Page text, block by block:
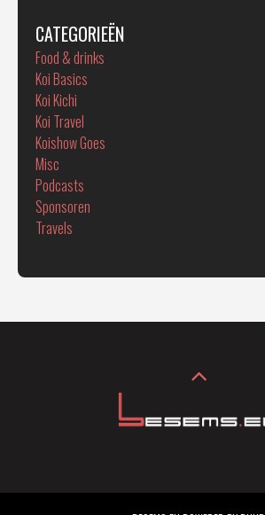
CATEGORIEËN
Food & drinks
Koi Basics
Koi Kichi
Koi Travel
Koishow Goes
Misc
Podcasts
Sponsoren
Travels